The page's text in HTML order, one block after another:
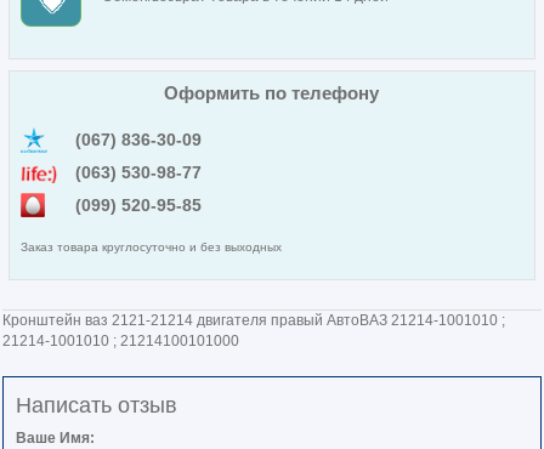
Оформить по телефону
(067) 836-30-09
(063) 530-98-77
(099) 520-95-85
Заказ товара круглосуточно и без выходных
Кронштейн ваз 2121-21214 двигателя правый АвтоВАЗ 21214-1001010 ;
21214-1001010 ; 21214100101000
Написать отзыв
Ваше Имя: